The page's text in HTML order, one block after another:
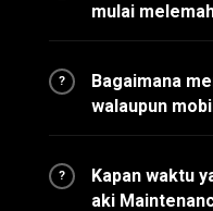
mulai
?
Bagaimana
walaupun
?
Kapan waktu
aki